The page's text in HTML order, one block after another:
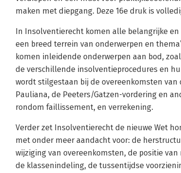
maken met diepgang. Deze 16e druk is
In Insolventierecht komen alle belangrijke
een breed terrein van onderwerpen en
komen inleidende onderwerpen aan bod,
de verschillende insolventieprocedures en
wordt stilgestaan bij de overeenkomsten
Pauliana, de Peeters/Gatzen-vordering en
rondom faillissement, en verrekening.
Verder zet Insolventierecht de nieuwe Wet
met onder meer aandacht voor: de
wijziging van overeenkomsten, de positie
de klassenindeling, de tussentijdse